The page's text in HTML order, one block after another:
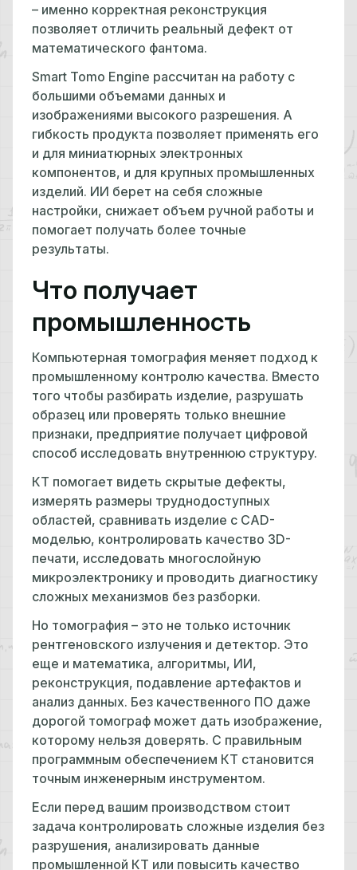
– именно корректная реконструкция
позволяет отличить реальный дефект от
математического фантома.
Smart Tomo Engine рассчитан на работу с
большими объемами данных и
изображениями высокого разрешения. А
гибкость продукта позволяет применять его
и для миниатюрных электронных
компонентов, и для крупных промышленных
изделий. ИИ берет на себя сложные
настройки, снижает объем ручной работы и
помогает получать более точные
результаты.
Что получает
промышленность
Компьютерная томография меняет подход к
промышленному контролю качества. Вместо
того чтобы разбирать изделие, разрушать
образец или проверять только внешние
признаки, предприятие получает цифровой
способ исследовать внутреннюю структуру.
КТ помогает видеть скрытые дефекты,
измерять размеры труднодоступных
областей, сравнивать изделие с CAD-
моделью, контролировать качество 3D-
печати, исследовать многослойную
микроэлектронику и проводить диагностику
сложных механизмов без разборки.
Но томография – это не только источник
рентгеновского излучения и детектор. Это
еще и математика, алгоритмы, ИИ,
реконструкция, подавление артефактов и
анализ данных. Без качественного ПО даже
дорогой томограф может дать изображение,
которому нельзя доверять. С правильным
программным обеспечением КТ становится
точным инженерным инструментом.
Если перед вашим производством стоит
задача контролировать сложные изделия без
разрушения, анализировать данные
промышленной КТ или повысить качество